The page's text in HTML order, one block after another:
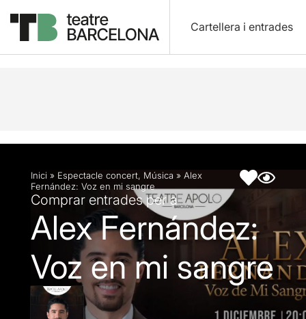
Cartellera i entrades
Descripció Fitxa artística
Inici » Espectacle concert, Música » Alex
Fernández: Voz en mi sangre
Comprar entrades per a
Alex Fernández:
Voz en mi sangre